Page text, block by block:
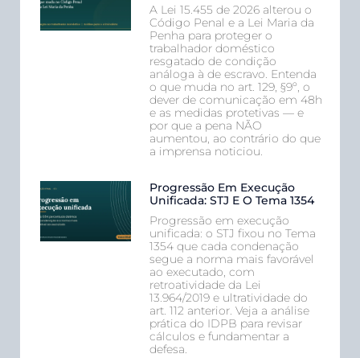
A Lei 15.455 de 2026 alterou o
Código Penal e a Lei Maria da
Penha para proteger o
trabalhador doméstico
resgatado de condição
análoga à de escravo. Entenda
o que muda no art. 129, §9º, o
dever de comunicação em 48h
e as medidas protetivas — e
por que a pena NÃO
aumentou, ao contrário do que
a imprensa noticiou.
Progressão Em Execução
Unificada: STJ E O Tema 1354
Progressão em execução
unificada: o STJ fixou no Tema
1354 que cada condenação
segue a norma mais favorável
ao executado, com
retroatividade da Lei
13.964/2019 e ultratividade do
art. 112 anterior. Veja a análise
prática do IDPB para revisar
cálculos e fundamentar a
defesa.